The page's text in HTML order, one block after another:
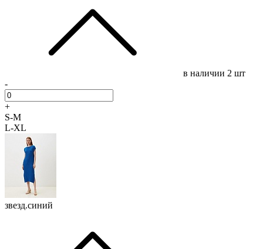
в наличии 2 шт
-
+
S-M
L-XL
звезд.синий